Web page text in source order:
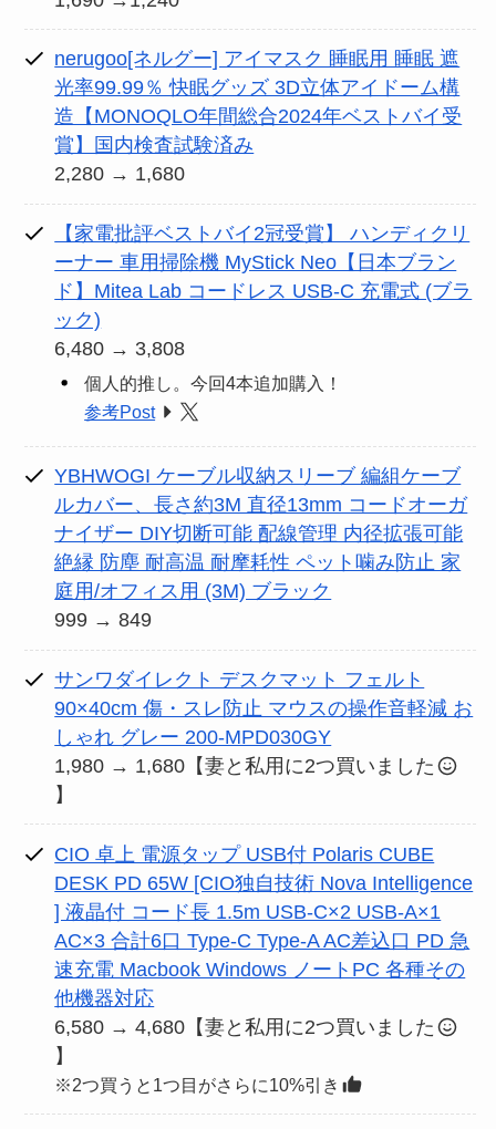
nerugoo[ネルグー] アイマスク 睡眠用 睡眠 遮
光率99.99％ 快眠グッズ 3D立体アイドーム構
造【MONOQLO年間総合2024年ベストバイ受
賞】国内検査試験済み
2,280 → 1,680
【家電批評ベストバイ2冠受賞】 ハンディクリ
ーナー 車用掃除機 MyStick Neo【日本ブラン
ド】Mitea Lab コードレス USB-C 充電式 (ブラ
ック)
6,480 → 3,808
個人的推し。今回4本追加購入！
参考Post
YBHWOGI ケーブル収納スリーブ 編組ケーブ
ルカバー、長さ約3M 直径13mm コードオーガ
ナイザー DIY切断可能 配線管理 内径拡張可能
絶縁 防塵 耐高温 耐摩耗性 ペット噛み防止 家
庭用/オフィス用 (3M) ブラック
999 → 849
サンワダイレクト デスクマット フェルト
90×40cm 傷・スレ防止 マウスの操作音軽減 お
しゃれ グレー 200-MPD030GY
1,980 → 1,680【妻と私用に2つ買いました
】
CIO 卓上 電源タップ USB付 Polaris CUBE
DESK PD 65W [CIO独自技術 Nova Intelligence
] 液晶付 コード長 1.5m USB-C×2 USB-A×1
AC×3 合計6口 Type-C Type-A AC差込口 PD 急
速充電 Macbook Windows ノートPC 各種その
他機器対応
6,580 → 4,680【妻と私用に2つ買いました
】
※2つ買うと1つ目がさらに10%引き